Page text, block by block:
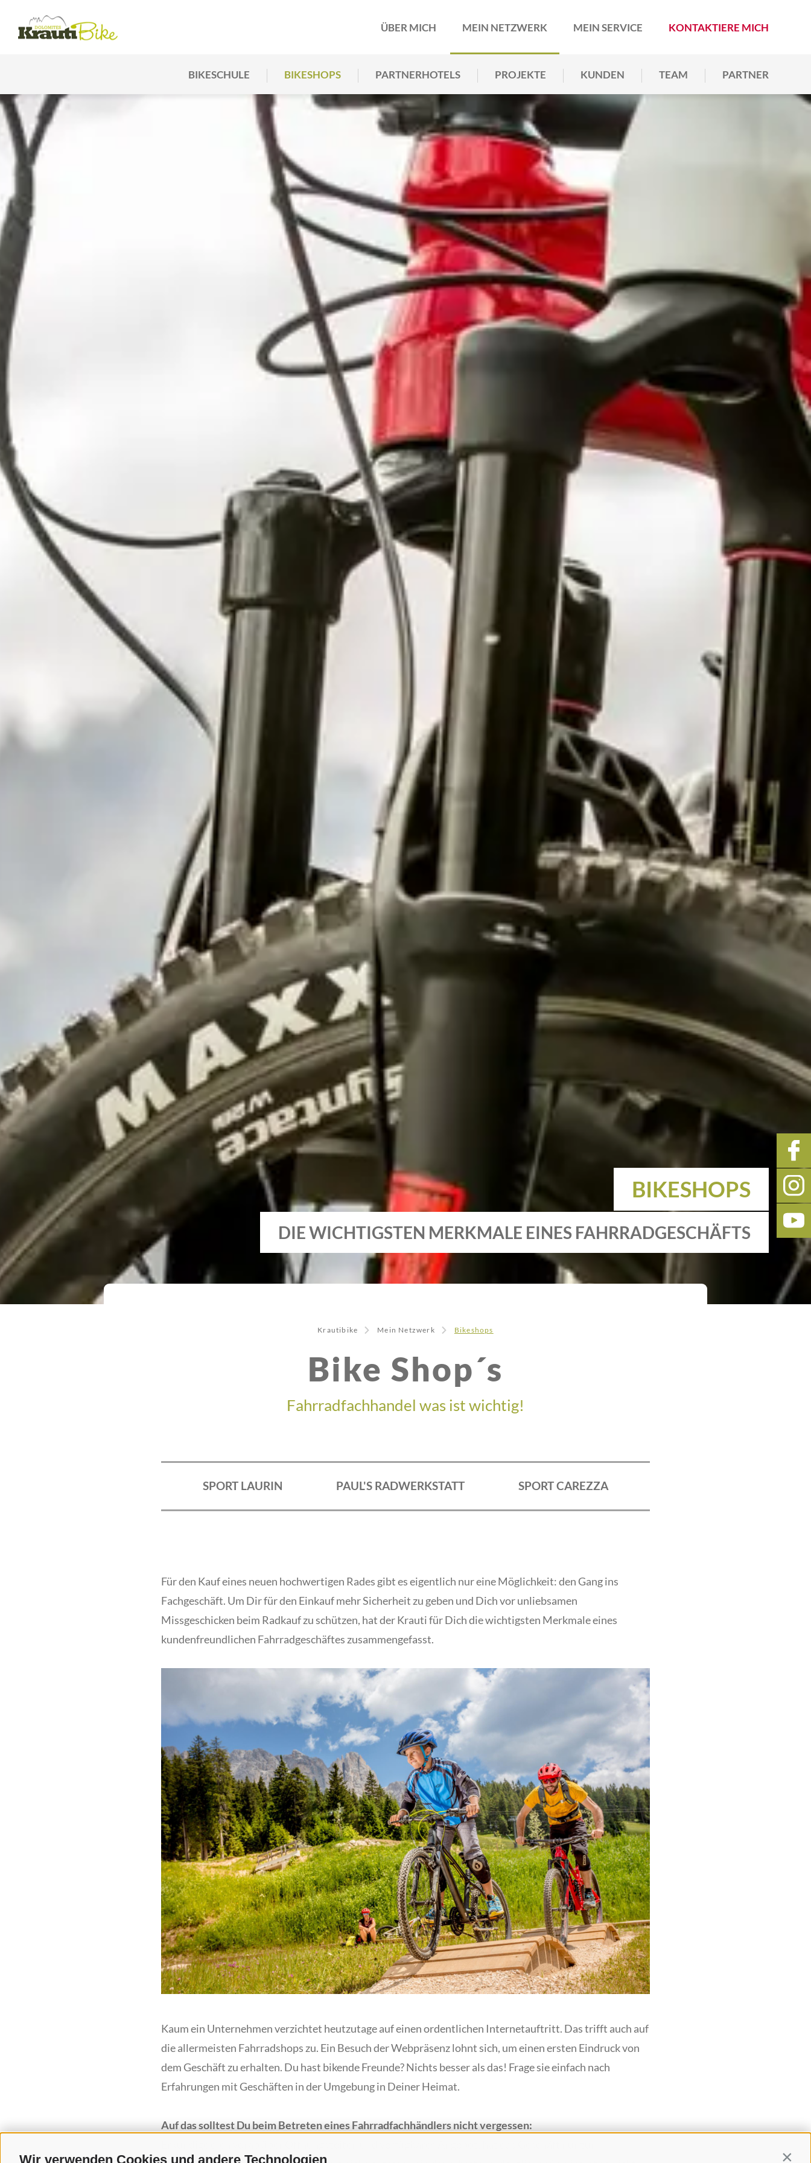
Wir verwenden Cookies und andere Technologien
ÜBER MICH MEIN NETZWERK
BIKESCHULE BIKESHOPS PARTNERHOTELS PROJEKTE KUNDEN TEAM PARTNER
MEIN SERVICE KONTAKTIERE MICH
BIKESHOPS
DIE WICHTIGSTEN MERKMALE EINES FAHRRADGESCHÄFTS
Krautibike Mein Netzwerk Bikeshops
Bike Shop´s
Fahrradfachhandel was ist wichtig!
SPORT LAURIN PAUL'S RADWERKSTATT SPORT CAREZZA
Für den Kauf eines neuen hochwertigen Rades gibt es eigentlich nur eine Möglichkeit: den Gang ins
Fachgeschäft. Um Dir für den Einkauf mehr Sicherheit zu geben und Dich vor unliebsamen
Missgeschicken beim Radkauf zu schützen, hat der Krauti für Dich die wichtigsten Merkmale eines
kundenfreundlichen Fahrradgeschäftes zusammengefasst.
Kaum ein Unternehmen verzichtet heutzutage auf einen ordentlichen Internetauftritt. Das trifft auch auf
die allermeisten Fahrradshops zu. Ein Besuch der Webpräsenz lohnt sich, um einen ersten Eindruck von
dem Geschäft zu erhalten. Du hast bikende Freunde? Nichts besser als das! Frage sie einfach nach
Erfahrungen mit Geschäften in der Umgebung in Deiner Heimat.
Auf das solltest Du beim Betreten eines Fahrradfachhändlers nicht vergessen: